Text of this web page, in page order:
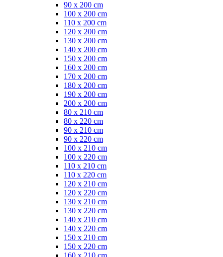
90 x 200 cm
100 x 200 cm
110 x 200 cm
120 x 200 cm
130 x 200 cm
140 x 200 cm
150 x 200 cm
160 x 200 cm
170 x 200 cm
180 x 200 cm
190 x 200 cm
200 x 200 cm
80 x 210 cm
80 x 220 cm
90 x 210 cm
90 x 220 cm
100 x 210 cm
100 x 220 cm
110 x 210 cm
110 x 220 cm
120 x 210 cm
120 x 220 cm
130 x 210 cm
130 x 220 cm
140 x 210 cm
140 x 220 cm
150 x 210 cm
150 x 220 cm
160 x 210 cm